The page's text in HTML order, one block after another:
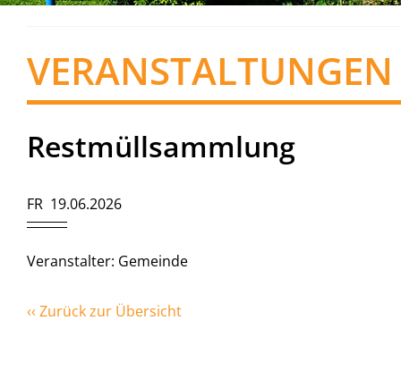
VERANSTALTUNGEN
Restmüllsammlung
FR 19.06.2026
Veranstalter: Gemeinde
‹‹ Zurück zur Übersicht